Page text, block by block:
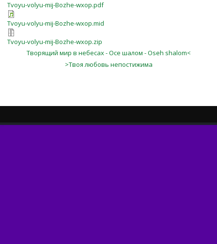
Tvoyu-volyu-mij-Bozhe-wxop.pdf
Tvoyu-volyu-mij-Bozhe-wxop.mid
Tvoyu-volyu-mij-Bozhe-wxop.zip
Творящий мир в небесах - Осе шалом - Oseh shalom<
>Твоя любовь непостижима